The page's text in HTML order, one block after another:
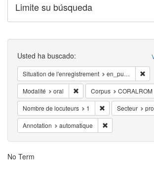
Limite su búsqueda
Buscar
Usted ha buscado:
Situation de l'enregistrement en_public
Modalité oral Eliminar la
Corpus CORALROM
Nombre de locuteurs 1 Eliminar la
Secteur
Annotation automatique
Resultados
No Term